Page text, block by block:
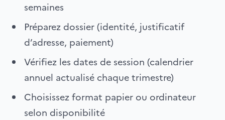
semaines
Préparez dossier (identité, justificatif
d’adresse, paiement)
Vérifiez les dates de session (calendrier
annuel actualisé chaque trimestre)
Choisissez format papier ou ordinateur
selon disponibilité